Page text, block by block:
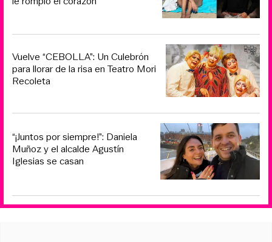
Vuelve “CEBOLLA”: Un Culebrón
para llorar de la risa en Teatro Mori
Recoleta
“¡Juntos por siempre!”: Daniela
Muñoz y el alcalde Agustín
Iglesias se casan